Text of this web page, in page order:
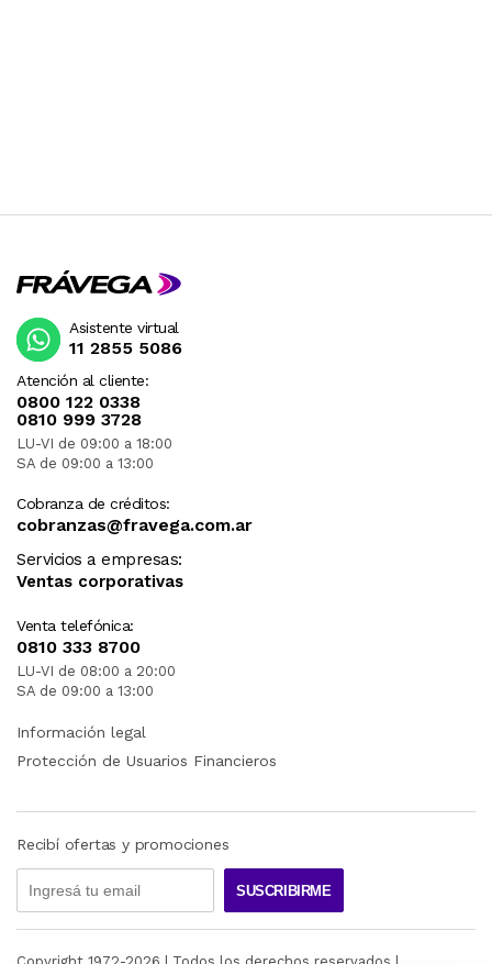
Atención al cliente:
0800 122 0338
0810 999 3728
LU-VI de 09:00 a 18:00
SA de 09:00 a 13:00
Cobranza de créditos:
cobranzas@fravega.com.ar
Servicios a empresas:
Ventas corporativas
Venta telefónica:
0810 333 8700
LU-VI de 08:00 a 20:00
SA de 09:00 a 13:00
Asistente virtual
11 2855 5086
Información legal
Protección de Usuarios Financieros
Recibí ofertas y promociones
SUSCRIBIRME